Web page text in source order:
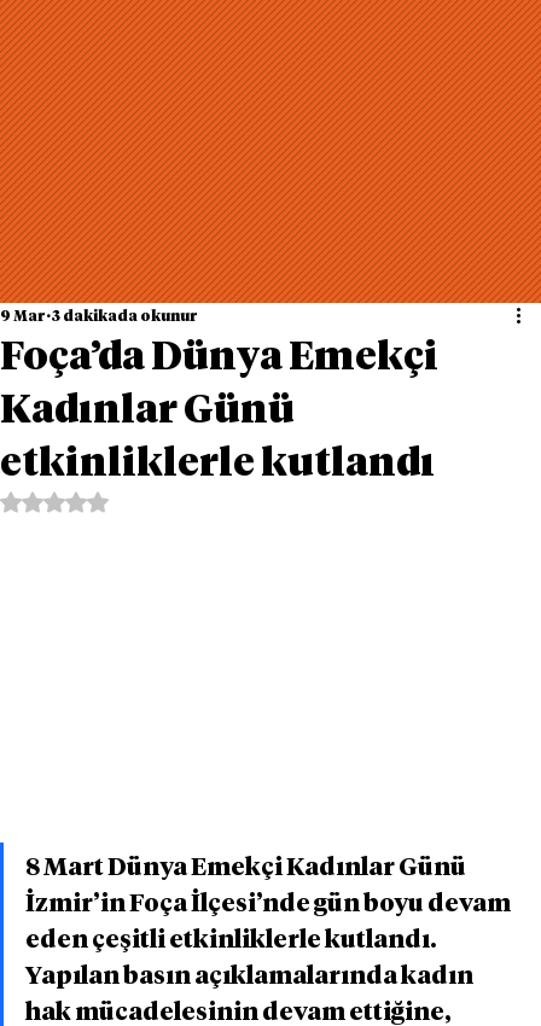
Foça’da Dünya Emekçi
Kadınlar Günü
etkinliklerle kutlandı
9 Mar 3 dakikada okunur
5 üzerinden NaN yıldız
8 Mart Dünya Emekçi Kadınlar Günü
İzmir’in Foça İlçesi’nde gün boyu devam
eden çeşitli etkinliklerle kutlandı.
Yapılan basın açıklamalarında kadın
hak mücadelesinin devam ettiğine,